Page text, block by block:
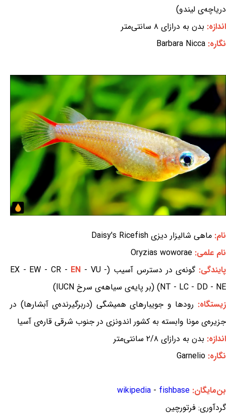
دریاچه‌ی لیندو)
اندازه: بدن به درازای ۸ سانتی‌متر
نگاره: Barbara Nicca
نام: ماهی شالیزار دیزی Daisy's Ricefish
نام علمی: Oryzias woworae
پایندگی:گونه‌ی در دسترس آسیب (EX - EW - CR - EN - VU -
NT - LC - DD - NE) (بر پایه‌ی سیاهه‌ی سرخ IUCN)
زیستگاه: رودها و جویبارهای همیشگی (دربرگیرنده‌ی آبشارها) در
جزیره‌ی مونا وابسته به کشور اندونزی در جنوب شرقی قاره‌ی آسیا
اندازه: بدن به درازای ۲/۸ سانتی‌متر
نگاره: Garnelio
بن‌مایگان: wikipedia - fishbase
گردآوری: فرتورچین